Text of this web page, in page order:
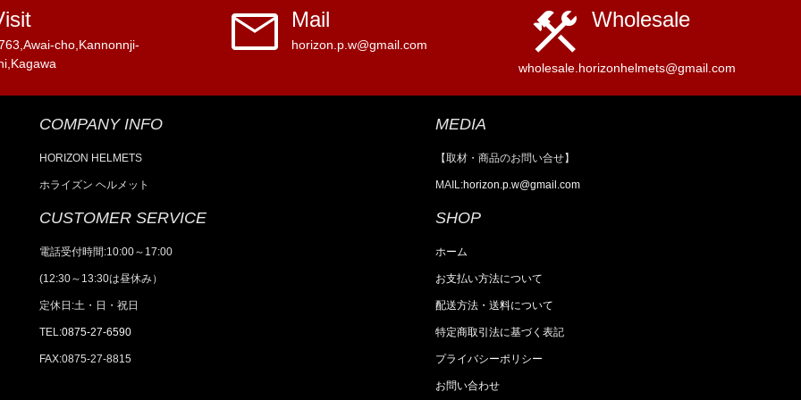
cho,Kannonnji-
mail Mail
horizon.p.w@gmail.com construction Wholesale
wholesale.horizonhelmets@gmail.com
COMPANY INFO
HORIZON HELMETS
ホライズン ヘルメット
CUSTOMER SERVICE
電話受付時間:10:00～17:00
(12:30～13:30は昼休み）
定休日:土・日・祝日
TEL:0875-27-6590
FAX:0875-27-8815
MEDIA
【取材・商品のお問い合せ】
MAIL:horizon.p.w@gmail.com
SHOP
ホーム
お支払い方法について
配送方法・送料について
特定商取引法に基づく表記
プライバシーポリシー
お問い合わせ